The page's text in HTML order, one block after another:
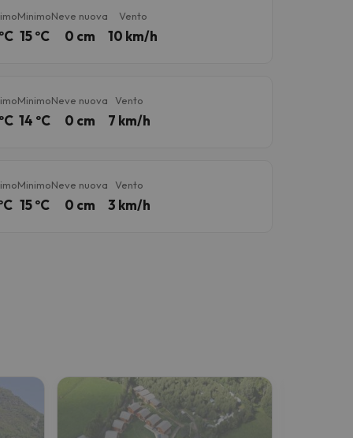
Minimo
15 ºC
Neve nuova
0 cm
Vento
10 km/h
Minimo
14 ºC
Neve nuova
0 cm
Vento
7 km/h
Minimo
15 ºC
Neve nuova
0 cm
Vento
3 km/h